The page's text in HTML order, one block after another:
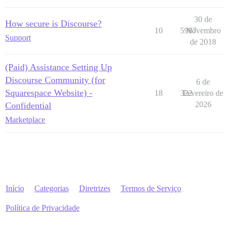
How secure is Discourse?
Support
10 5987
30 de
Novembro
de 2018
(Paid) Assistance Setting Up
Discourse Community (for
Squarespace Website) -
Confidential
Marketplace
18 322
6 de
Fevereiro de
2026
Início Categorias Diretrizes Termos de Serviço
Política de Privacidade